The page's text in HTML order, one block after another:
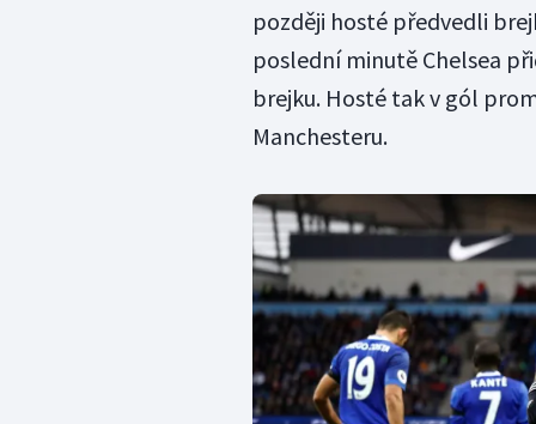
později hosté předvedli
poslední minutě Chelsea
brejku. Hosté tak v gól
Manchesteru.